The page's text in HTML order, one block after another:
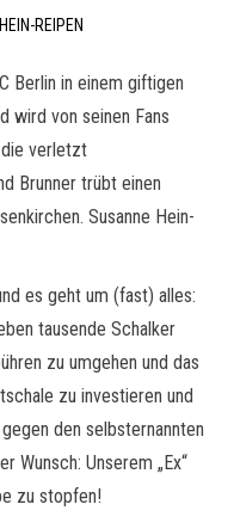
REIPEN
Berlin in einem giftigen
wird von seinen Fans
verletzt
Brunner trübt einen
Susanne Hein-
es geht um (fast) alles:
tausende Schalker
zu umgehen und das
zu investieren und
den selbsternannten
Wunsch: Unserem „Ex“
zu stopfen!